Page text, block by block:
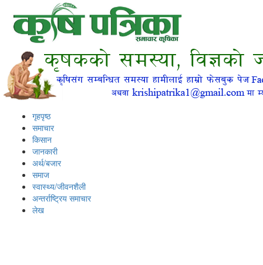
गृहपृष्ठ
समाचार
किसान
जानकारी
अर्थ/बजार
समाज
स्वास्थ्य/जीवनशैली
अन्तर्राष्ट्रिय समाचार
लेख